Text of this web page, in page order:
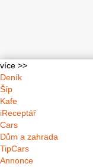
více >>
Deník
Šíp
Kafe
iReceptář
Cars
Dům a zahrada
TipCars
Annonce